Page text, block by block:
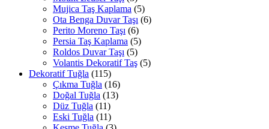
Mujica Taş Kaplama (5)
Ota Benga Duvar Taşı (6)
Perito Moreno Taşı (6)
Persia Taş Kaplama (5)
Roldos Duvar Taşı (5)
Volantis Dekoratif Taş (5)
Dekoratif Tuğla (115)
Çıkma Tuğla (16)
Doğal Tuğla (13)
Düz Tuğla (11)
Eski Tuğla (11)